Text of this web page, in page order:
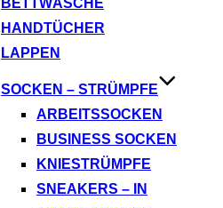
BETTWÄSCHE
HANDTÜCHER
LAPPEN
SOCKEN – STRÜMPFE
ARBEITSSOCKEN
BUSINESS SOCKEN
KNIESTRÜMPFE
SNEAKERS – IN